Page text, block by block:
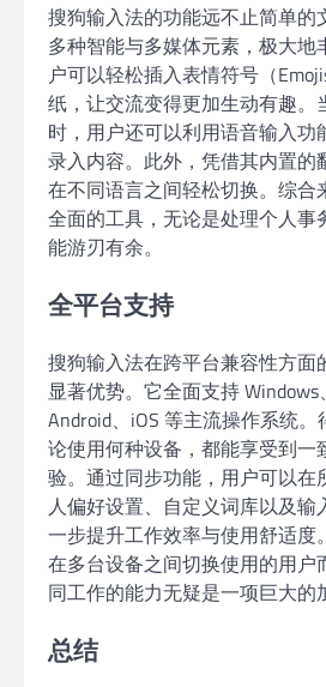
搜狗输入法的功能远不止简单的
多种智能与多媒体元素，极大地
户可以轻松插入表情符号（
纸，让交流变得更加生动有趣。
时，用户还可以利用语音输入功
录入内容。此外，凭借其内置的
在不同语言之间轻松切换。综合
全面的工具，无论是处理个人事
能游刃有余。
全平台支持
搜狗输入法在跨平台兼容性方面
显著优势。它全面支持 Windows
Android、iOS 等主流操作系统
论使用何种设备，都能享受到一
验。通过同步功能，用户可以在
人偏好设置、自定义词库以及输
一步提升工作效率与使用舒适度
在多台设备之间切换使用的用户
同工作的能力无疑是一项巨大的
总结